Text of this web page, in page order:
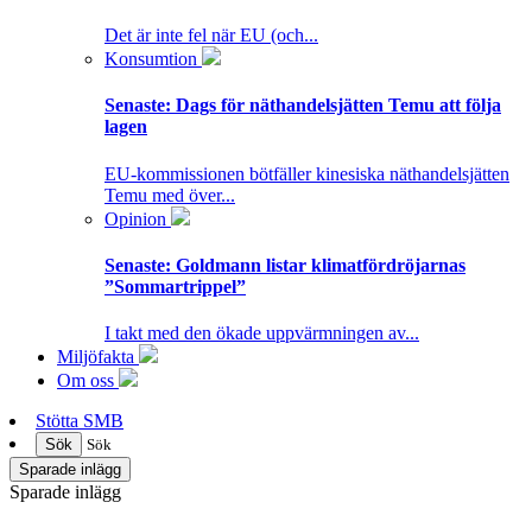
Det är inte fel när EU (och...
Konsumtion
Senaste: Dags för näthandelsjätten Temu att följa
lagen
EU-kommissionen bötfäller kinesiska näthandelsjätten
Temu med över...
Opinion
Senaste: Goldmann listar klimatfördröjarnas
”Sommartrippel”
I takt med den ökade uppvärmningen av...
Miljöfakta
Om oss
Stötta SMB
Sök
Sök
Sparade inlägg
Sparade inlägg